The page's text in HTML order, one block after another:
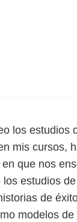
los estudios
mis cursos,
que nos
los estudios
de
modelos